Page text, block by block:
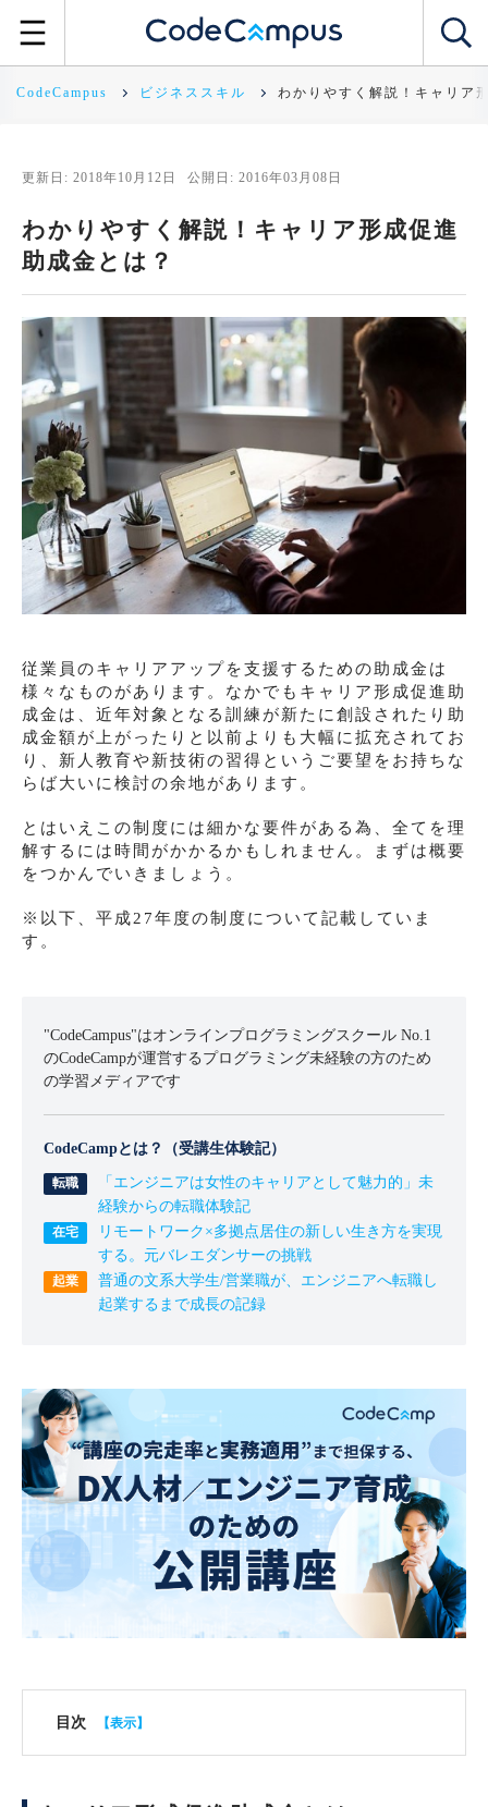
CodeCampus ビジネススキル わかりやすく解説！キャリア
更新日: 2018年10月12日 公開日: 2016年03月08日
わかりやすく解説！キャリア形成促進
助成金とは？
従業員のキャリアアップを支援するための助成金は
様々なものがあります。なかでもキャリア形成促進助
成金は、近年対象となる訓練が新たに創設されたり助
成金額が上がったりと以前よりも大幅に拡充されてお
り、新人教育や新技術の習得というご要望をお持ちな
らば大いに検討の余地があります。
とはいえこの制度には細かな要件がある為、全てを理
解するには時間がかかるかもしれません。まずは概要
をつかんでいきましょう。
※以下、平成27年度の制度について記載していま
す。
"CodeCampus"はオンラインプログラミングスクール No.1
のCodeCampが運営するプログラミング未経験の方のため
の学習メディアです
CodeCampとは？（受講生体験記）
「エンジニアは女性のキャリアとして魅力的」未
経験からの転職体験記
リモートワーク×多拠点居住の新しい生き方を実現
する。元バレエダンサーの挑戦
普通の文系大学生/営業職が、エンジニアへ転職し
起業するまで成長の記録
目次